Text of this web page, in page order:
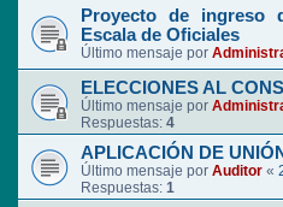
Proyecto de ingreso
Escala de Oficiales
Último mensaje por
ELECCIONES AL
Último mensaje por
Respuestas: 4
APLICACIÓN DE
Último mensaje por Auditor «
Respuestas: 1